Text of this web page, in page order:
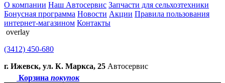
О компании Наш Автосервис Запчасти для сельхозтехники
Бонусная программа Новости Акции Правила пользования
интернет-магазином Контакты
overlay
(3412) 450-680
г. Ижевск, ул. К. Маркса, 25 Автосервис
Корзина покупок